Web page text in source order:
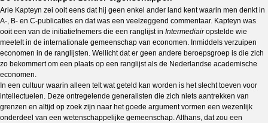
Arie Kapteyn zei ooit eens dat hij geen enkel ander land kent waarin men denkt in
A-, B- en C-publicaties en dat was een veelzeggend commentaar. Kapteyn was
ooit een van de initiatiefnemers die een ranglijst in Intermediairopstelde wie
meetelt in de internationale gemeenschap van economen. Inmiddels verzuipen
economen in de ranglijsten. Wellicht dat er geen andere beroepsgroep is die zich
zo bekommert om een plaats op een ranglijst als de Nederlandse academische
economen.
In een cultuur waarin alleen telt wat geteld kan worden is het slecht toeven voor
intellectuelen. Deze ontregelende generalisten die zich niets aantrekken van
grenzen en altijd op zoek zijn naar het goede argument vormen een wezenlijk
onderdeel van een wetenschappelijke gemeenschap. Althans, dat zou een